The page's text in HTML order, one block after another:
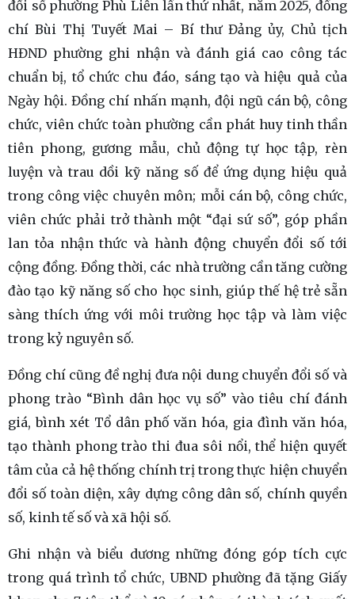
đổi số phường Phù Liễn lần thứ nhất, năm 2025, đồng
chí Bùi Thị Tuyết Mai – Bí thư Đảng ủy, Chủ tịch
HĐND phường ghi nhận và đánh giá cao công tác
chuẩn bị, tổ chức chu đáo, sáng tạo và hiệu quả của
Ngày hội. Đồng chí nhấn mạnh, đội ngũ cán bộ, công
chức, viên chức toàn phường cần phát huy tinh thần
tiên phong, gương mẫu, chủ động tự học tập, rèn
luyện và trau dồi kỹ năng số để ứng dụng hiệu quả
trong công việc chuyên môn; mỗi cán bộ, công chức,
viên chức phải trở thành một “đại sứ số”, góp phần
lan tỏa nhận thức và hành động chuyển đổi số tới
cộng đồng. Đồng thời, các nhà trường cần tăng cường
đào tạo kỹ năng số cho học sinh, giúp thế hệ trẻ sẵn
sàng thích ứng với môi trường học tập và làm việc
trong kỷ nguyên số.
Đồng chí cũng đề nghị đưa nội dung chuyển đổi số và
phong trào “Bình dân học vụ số” vào tiêu chí đánh
giá, bình xét Tổ dân phố văn hóa, gia đình văn hóa,
tạo thành phong trào thi đua sôi nổi, thể hiện quyết
tâm của cả hệ thống chính trị trong thực hiện chuyển
đổi số toàn diện, xây dựng công dân số, chính quyền
số, kinh tế số và xã hội số.
Ghi nhận và biểu dương những đóng góp tích cực
trong quá trình tổ chức, UBND phường đã tặng Giấy